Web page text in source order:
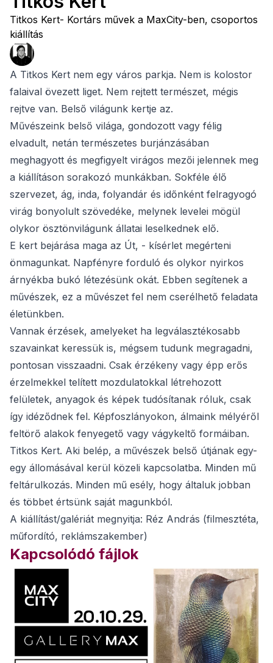
Titkos Kert- Kortárs művek a MaxCity-ben, csoportos
kiállítás
A Titkos Kert nem egy város parkja. Nem is kolostor
falaival övezett liget. Nem rejtett természet, mégis
rejtve van. Belső világunk kertje az.
Művészeink belső világa, gondozott vagy félig
elvadult, netán természetes burjánzásában
meghagyott és megfigyelt virágos mezői jelennek meg
a kiállításon sorakozó munkákban. Sokféle élő
szervezet, ág, inda, folyandár és időnként felragyogó
virág bonyolult szövedéke, melynek levelei mögül
olykor ösztönvilágunk állatai leselkednek elő.
E kert bejárása maga az Út, - kísérlet megérteni
önmagunkat. Napfényre forduló és olykor nyirkos
árnyékba bukó létezésünk okát. Ebben segítenek a
művészek, ez a művészet fel nem cserélhető feladata
életünkben.
Vannak érzések, amelyeket ha legválasztékosabb
szavainkat keressük is, mégsem tudunk megragadni,
pontosan visszaadni. Csak érzékeny vagy épp erős
érzelmekkel telített mozdulatokkal létrehozott
felületek, anyagok és képek tudósítanak róluk, csak
így idéződnek fel. Képfoszlányokon, álmaink mélyéről
feltörő alakok fenyegető vagy vágykeltő formáiban.
Titkos Kert. Aki belép, a művészek belső útjának egy-
egy állomásával kerül közeli kapcsolatba. Minden mű
feltárulkozás. Minden mű esély, hogy általuk jobban
és többet értsünk saját magunkból.
A kiállítást/galériát megnyitja: Réz András (filmesztéta,
műfordító, reklámszakember)
Kapcsolódó fájlok